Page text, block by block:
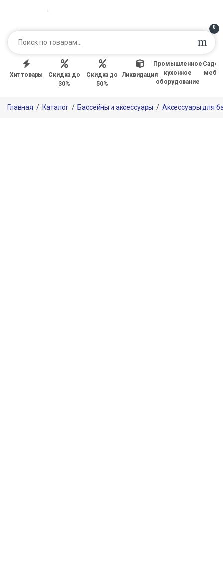
0
Хит товары
Скидка до
30%
Скидка до
50%
Ликвидация
Промышленное
кухонное
оборудование
Главная / Каталог / Бассейны и аксессуары / Аксессуары для